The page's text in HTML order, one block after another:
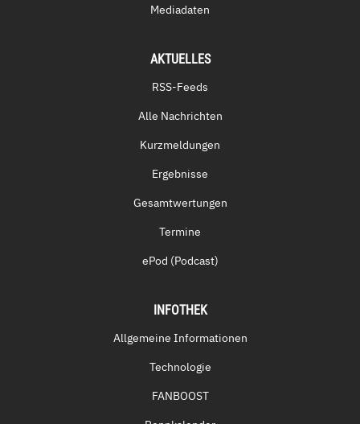
Mediadaten
AKTUELLES
RSS-Feeds
Alle Nachrichten
Kurzmeldungen
Ergebnisse
Gesamtwertungen
Termine
ePod (Podcast)
INFOTHEK
Allgemeine Informationen
Technologie
FANBOOST